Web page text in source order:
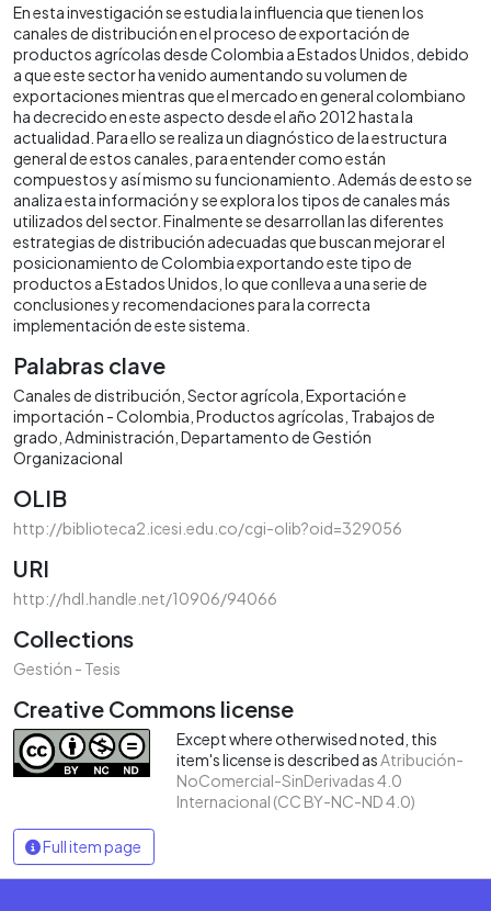
En esta investigación se estudia la influencia que tienen los
canales de distribución en el proceso de exportación de
productos agrícolas desde Colombia a Estados Unidos, debido
a que este sector ha venido aumentando su volumen de
exportaciones mientras que el mercado en general colombiano
ha decrecido en este aspecto desde el año 2012 hasta la
actualidad. Para ello se realiza un diagnóstico de la estructura
general de estos canales, para entender como están
compuestos y así mismo su funcionamiento. Además de esto se
analiza esta información y se explora los tipos de canales más
utilizados del sector. Finalmente se desarrollan las diferentes
estrategias de distribución adecuadas que buscan mejorar el
posicionamiento de Colombia exportando este tipo de
productos a Estados Unidos, lo que conlleva a una serie de
conclusiones y recomendaciones para la correcta
implementación de este sistema.
Palabras clave
Canales de distribución Sector agrícola Exportación e
importación - Colombia Productos agrícolas Trabajos de
grado Administración Departamento de Gestión
Organizacional
OLIB
http://biblioteca2.icesi.edu.co/cgi-olib?oid=329056
URI
http://hdl.handle.net/10906/94066
Collections
Gestión - Tesis
Creative Commons license
Except where otherwised noted, this
item's license is described asAtribución-
NoComercial-SinDerivadas 4.0
Internacional (CC BY-NC-ND 4.0)
Full item page